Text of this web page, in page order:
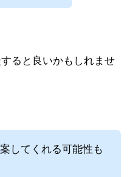
ると良いかもしれませ
してくれる可能性も